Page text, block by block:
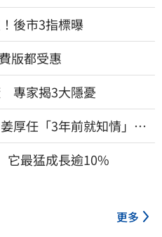
後市3指標曝
版都受惠
專家揭3大隱憂
姜厚任「3年前就知情」
最猛成長逾10%
更多